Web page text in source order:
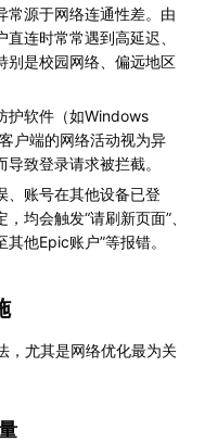
常源于网络连通性差。由
连时常常遇到高延迟、
别是校园网络、偏远地区
护软件（如Windows
户端的网络活动视为异
致登录请求被拦截。
、账号在其他设备已登
均会触发“请刷新页面”、
他Epic账户”等报错。
，尤其是网络优化最为关